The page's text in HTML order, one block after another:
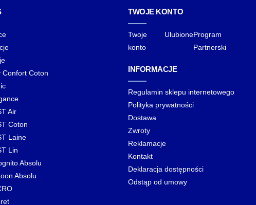
Confort Coton
Air
Coton
Laine
Lin
Absolu
Absolu
TWOJE KONTO
Twoje
konto
UlubioneProgram
Partnerski
INFORMACJE
Regulamin sklepu internetowego
Polityka prywatności
Dostawa
Zwroty
Reklamacje
Kontakt
Deklaracja dostępności
Odstąp od umowy